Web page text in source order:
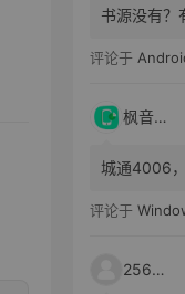
书源没有？
评论于
枫音应用
城通4006
评论于
25651